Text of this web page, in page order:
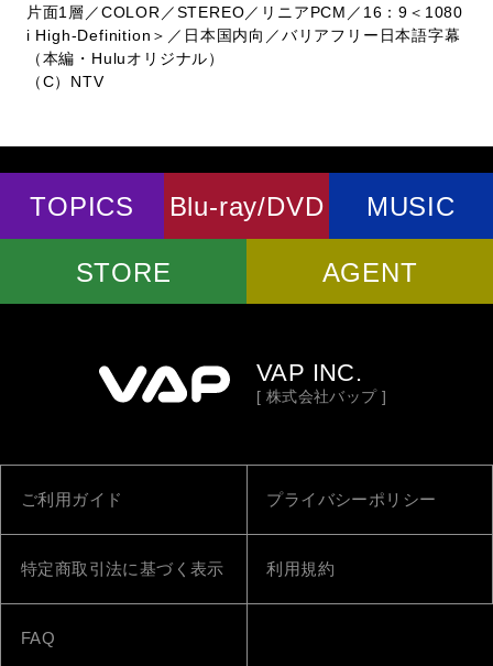
片面1層／COLOR／STEREO／リニアPCM／16：9＜1080
i High-Definition＞／日本国内向／バリアフリー日本語字幕
（本編・Huluオリジナル）
（C）NTV
TOPICS Blu-ray/DVD MUSIC
STORE AGENT
VAP INC.
[ 株式会社バップ ]
ご利用ガイド プライバシーポリシー
特定商取引法に基づく表示 利用規約
FAQ